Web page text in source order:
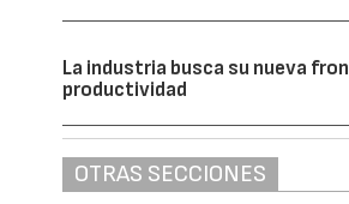
La industria busca su nueva
productividad
OTRAS SECCIONES